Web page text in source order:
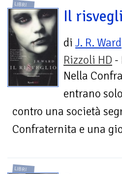
LIBRI
Il
di J. R. Ward
Rizzoli HD -
Nella
entrano
contro una società
Confraternita e una
LIBRI